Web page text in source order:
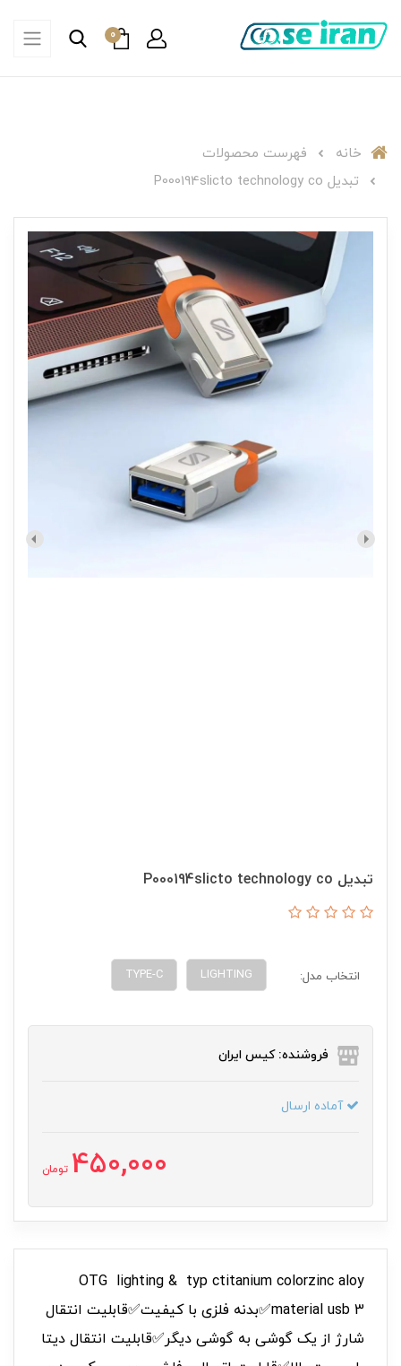
0
خانه
فهرست محصولات
تبدیل P000194slicto technology co
تبدیل P000194slicto technology co
انتخاب مدل: LIGHTING
TYPE-C
فروشنده: کیس ایران
آماده ارسال
450,000 تومان
OTG lighting & typ ctitanium colorzinc aloy
material usb 3✅بدنه فلزی با کیفیت✅قابلیت انتقال
شارژ از یک گوشی به گوشی دیگر✅قابلیت انتقال دیتا